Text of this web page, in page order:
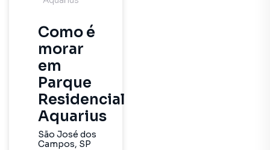
Como é
morar
em
Parque
Residencial
Aquarius
São José dos
Campos, SP